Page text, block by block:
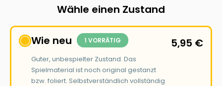
Wähle einen Zustand
Wie neu 1 VORRÄTIG
Guter, unbespielter Zustand. Das
Spielmaterial ist noch original gestanzt
bzw. foliert. Selbstverständlich vollständig
5,95 €